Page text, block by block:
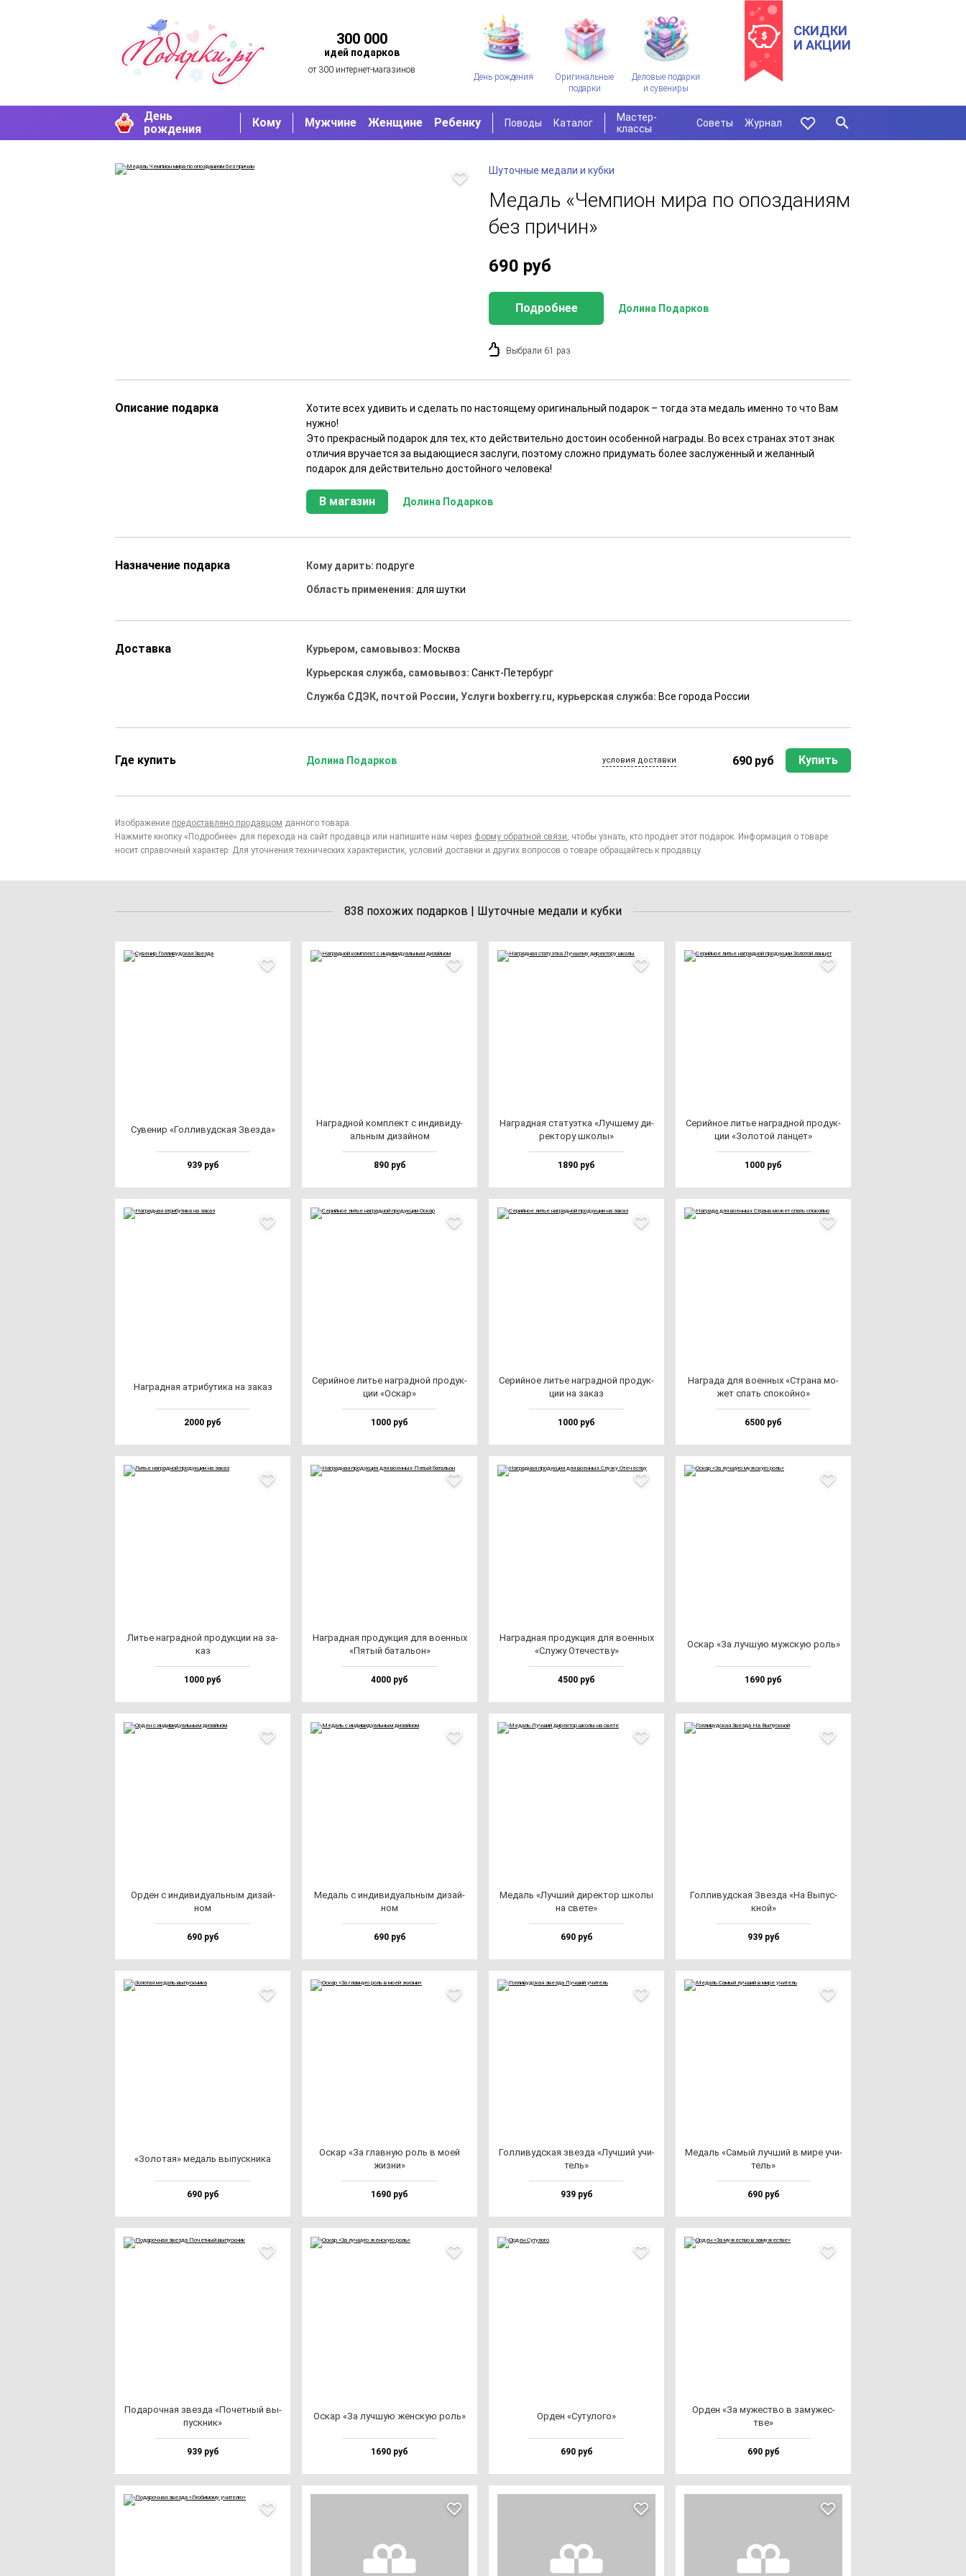
300 000
идей подарков
от 300 интернет-магазинов
День рождения
Оригинальные
подарки
Деловые подарки
и сувениры
СКИДКИ
И АКЦИИ
День
рождения
Кому Мужчине Женщине Ребенку Поводы Каталог
Мастер-
классы
Советы Журнал
Шуточные медали и кубки
Медаль «Чемпион мира по опозданиям
без причин»
690 руб
Подробнее Долина Подарков
Выбрали 61 раз
Описание подарка
Хотите всех удивить и сделать по настоящему оригинальный подарок – тогда эта медаль именно то что Вам
нужно!
Это прекрасный подарок для тех, кто действительно достоин особенной награды. Во всех странах этот знак
отличия вручается за выдающиеся заслуги, поэтому сложно придумать более заслуженный и желанный
подарок для действительно достойного человека!
В магазин Долина Подарков
Назначение подарка Кому дарить:подруге
Область применения:для шутки
Доставка Курьером, самовывоз: Москва
Курьерская служба, самовывоз:Санкт-Петербург
Служба СДЭК, почтой России, Услуги boxberry.ru, курьерская служба: Все города России
Где купить Долина Подарков условия доставки 690 руб Купить
Изображение предоставлено продавцом данного товара.
Нажмите кнопку «Подробнее» для перехода на сайт продавца или напишите нам через форму обратной связи, чтобы узнать, кто продает этот подарок. Информация о товаре
носит справочный характер. Для уточнения технических характеристик, условий доставки и других вопросов о товаре обращайтесь к продавцу.
838 похожих подарков | Шуточные медали и кубки
Суве­нир «Гол­ли­вуд­ская Звез­да»
939 руб
Наг­рад­ной ком­плект с ин­ди­ви­ду­
аль­ным ди­зай­ном
890 руб
Наг­рад­ная ста­ту­эт­ка «Луч­ше­му ди­
рек­то­ру шко­лы»
1890 руб
Серий­ное литье наг­рад­ной про­дук­
ции «Золо­той лан­цет»
1000 руб
Наг­рад­ная ат­ри­бу­ти­ка на за­каз
2000 руб
Серий­ное литье наг­рад­ной про­дук­
ции «Оскар»
1000 руб
Серий­ное литье наг­рад­ной про­дук­
ции на за­каз
1000 руб
Наг­ра­да для во­ен­ных «Стра­на мо­
жет спать спо­кой­но»
6500 руб
Литье наг­рад­ной про­дук­ции на за­
каз
1000 руб
Наг­рад­ная про­дук­ция для во­ен­ных
«Пятый ба­таль­он»
4000 руб
Наг­рад­ная про­дук­ция для во­ен­ных
«Слу­жу Оте­чес­тву»
4500 руб
Оскар «За луч­шую муж­скую роль»
1690 руб
Орден с ин­ди­ви­ду­аль­ным ди­зай­
ном
690 руб
Медаль с ин­ди­ви­ду­аль­ным ди­зай­
ном
690 руб
Медаль «Луч­ший ди­рек­тор шко­лы
на све­те»
690 руб
Гол­ли­вуд­ская Звез­да «На Выпус­
кной»
939 руб
«Золо­тая» ме­даль вы­пус­кни­ка
690 руб
Оскар «За глав­ную роль в моей
жиз­ни»
1690 руб
Гол­ли­вуд­ская звез­да «Луч­ший учи­
тель»
939 руб
Медаль «Самый луч­ший в ми­ре учи­
тель»
690 руб
Пода­роч­ная звез­да «Почет­ный вы­
пус­кник»
939 руб
Оскар «За луч­шую жен­скую роль»
1690 руб
Орден «Суту­ло­го»
690 руб
Орден «За му­жес­тво в за­му­жес­
тве»
690 руб